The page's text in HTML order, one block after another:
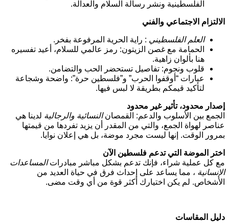
الفلسطينية ونشر رسالة السلام والعدالة.
الالتزام الاجتماعي والفني
العلم الفلسطيني : راية الحرية المرفوعة بفخر.
الحمامة مع غصن الزيتون: رمز عالمي للسلام، أعيد تفسيره
هنا بألوان زاهية.
قلوب ونجوم: تفاصيل تستحضر الحب والتضامن.
عبارات “أوقفوا الحرب” و”فلسطين حرة”: واضحة وشجاعة
لتأكيد قيمكم بطريقة لا لبس فيها.
إصدار محدود، تأثير غير محدود
الجمع بين الأسلوب والدعم: القمصانالنسائية والرجالية لدينا هي
عناصر لهواة الجمع، والتي من المقدر أن يزيد تفردها من قيمتها
بمرور الوقت. إنها ليست مجرد موضة، بل هي إعلان نوايا.
اختر الموضة التي تدعم فلسطين الآن
مع كل عملية شراء، فإنك تدعم بشكل مباشر مبادراتالمساعدات
الإنسانية ، مما يساعد على إحداث فرق في حياة العديد من
الأشخاص. لم يكن اختيارك أكثر قوة من أي وقت مضى.
دليل المقاسات